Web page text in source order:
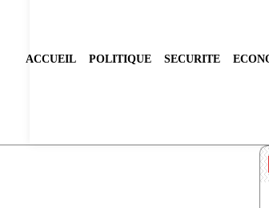
ACCUEIL POLITIQUE SECURITE